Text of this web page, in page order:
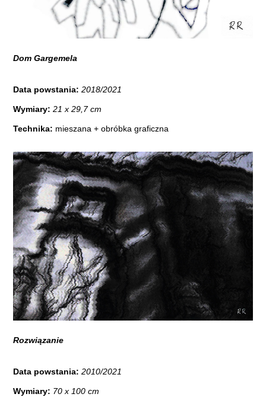
Dom Gargemela
Data powstania: 2018/2021
Wymiary: 21 x 29,7 cm
Technika: mieszana + obróbka graficzna
Rozwiązanie
Data powstania: 2010/2021
Wymiary: 70 x 100 cm